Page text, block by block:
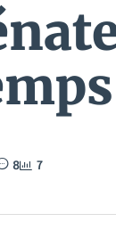
8 7